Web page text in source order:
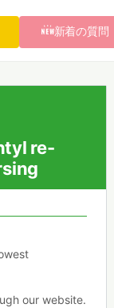
新着の質問
re-
our website.